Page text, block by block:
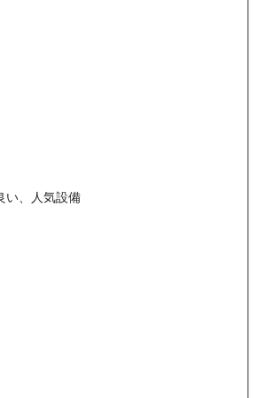
い、人気設備